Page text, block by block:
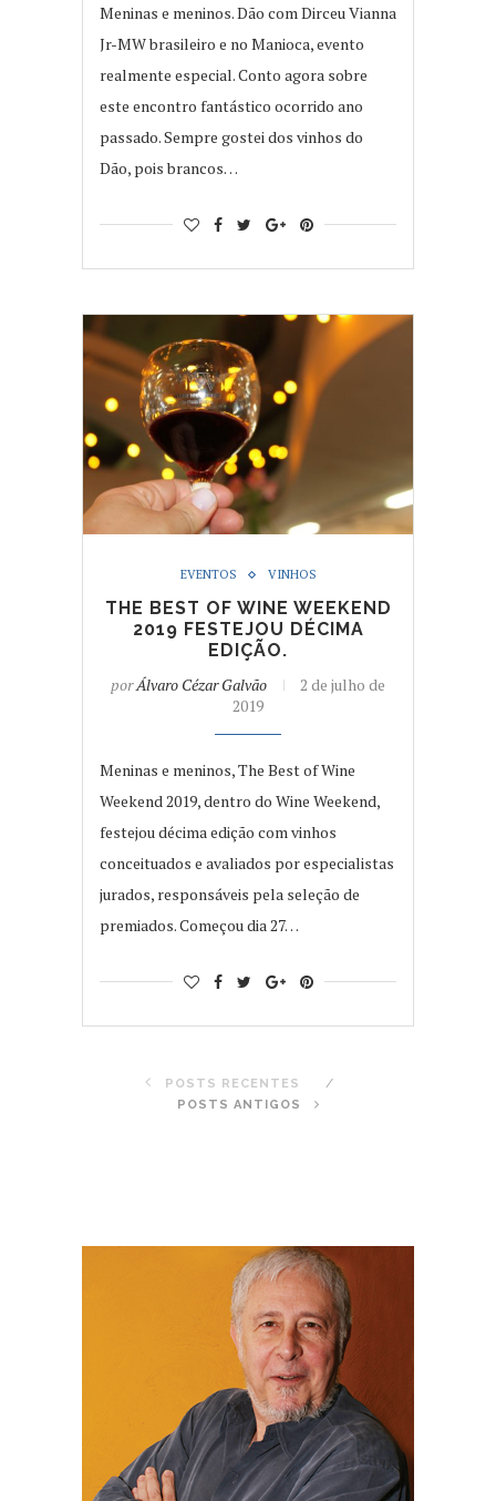
Meninas e meninos. Dão com Dirceu Vianna
Jr-MW brasileiro e no Manioca, evento
realmente especial. Conto agora sobre
este encontro fantástico ocorrido ano
passado. Sempre gostei dos vinhos do
Dão, pois brancos…
EVENTOS VINHOS
THE BEST OF WINE WEEKEND
2019 FESTEJOU DÉCIMA
EDIÇÃO.
porÁlvaro Cézar Galvão
2 de julho de
2019
Meninas e meninos, The Best of Wine
Weekend 2019, dentro do Wine Weekend,
festejou décima edição com vinhos
conceituados e avaliados por especialistas
jurados, responsáveis pela seleção de
premiados. Começou dia 27…
POSTS RECENTES
POSTS ANTIGOS